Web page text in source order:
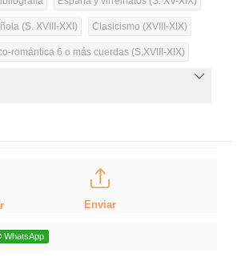
(S. XVIII-XXI) Clasicismo (XVIII-XIX)
romántica 6 o más cuerdas (S.XVIII-XIX)
Enviar
WhatsApp